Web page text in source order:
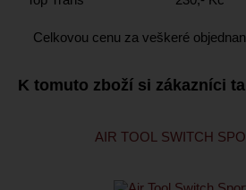
Celkovou cenu za veškeré
K tomuto zboží si zákazníci
AIR TOOL SWITCH